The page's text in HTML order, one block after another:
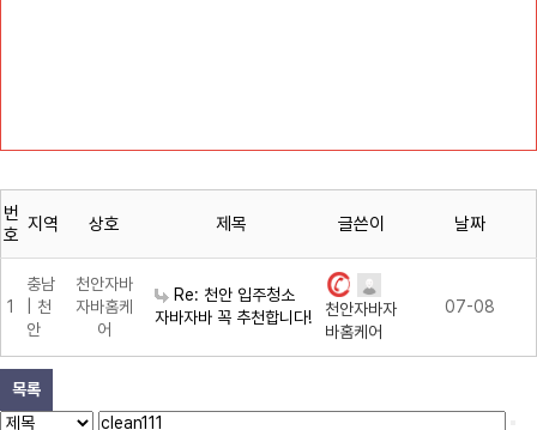
번
호 지역 상호 제목 글쓴이 날짜
1
충남
| 천
안
천안자바
자바홈케
어
Re: 천안 입주청소
자바자바 꼭 추천합니다!
천안자바자
바홈케어
07-08
목록